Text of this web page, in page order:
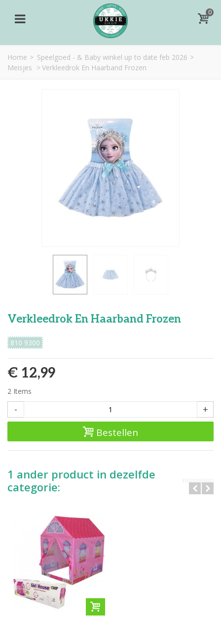
0
Home > Speelgoed - & Baby winkel up to date feb 2026 >
Meisjes > Verkleedrok En Haarband Frozen
Verkleedrok En Haarband Frozen
810 9300
€ 12,99
2 Items
- +
Bestellen
1 ander product in dezelfde
categorie: